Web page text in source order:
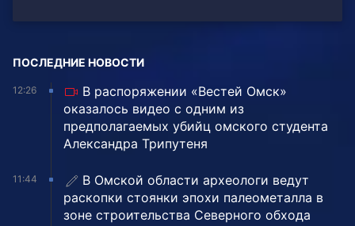
ПОСЛЕДНИЕ НОВОСТИ
12:26
В распоряжении «Вестей Омск»
оказалось видео с одним из
предполагаемых убийц омского студента
Александра Трипутеня
11:44
В Омской области археологи ведут
раскопки стоянки эпохи палеометалла в
зоне строительства Северного обхода